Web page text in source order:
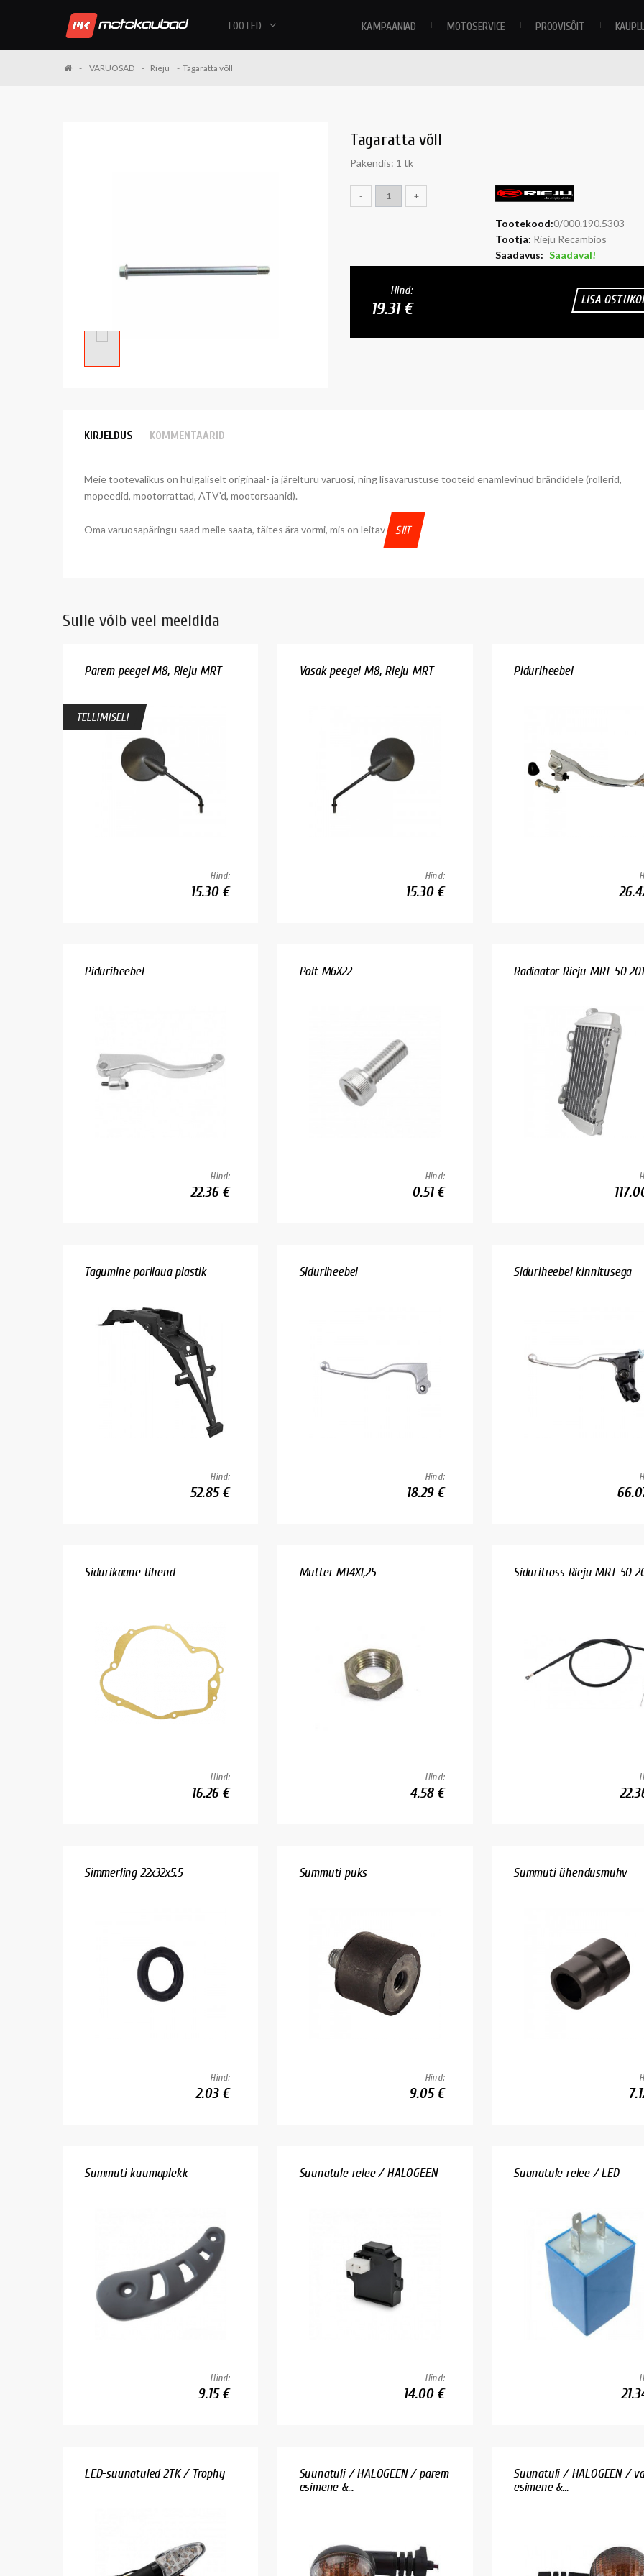
KAMPAANIAD MOTOSERVICE PROOVISÕIT
TOOTED
VARUOSAD Rieju Tagaratta võll
Tagaratta võll
Pakendis: 1 tk
Tootekood:0/000.190.5303
Tootja: Rieju Recambios
Saadavus: Saadaval!
- +
Hind:
19.31 € LISA
KIRJELDUS KOMMENTAARID
Meie tootevalikus on hulgaliselt originaal- ja järelturu varuosi, ning lisavarustuse tooteid enamlevinud brändidele (rollerid,
mopeedid, mootorrattad, ATV'd, mootorsaanid).
Oma varuosapäringu saad meile saata, täites ära vormi, mis on leitav SIIT
Sulle võib veel meeldida
Parem peegel M8, Rieju MRT
TELLIMISEL!
Hind:
15.30 €
Vasak peegel M8, Rieju MRT
Hind:
15.30 €
Piduriheebel
Piduriheebel
Hind:
22.36 €
Polt M6X22
Hind:
0.51 €
Radiaator Rieju MRT 50
Tagumine porilaua plastik
Hind:
52.85 €
Siduriheebel
Hind:
18.29 €
Siduriheebel kinnitusega
Sidurikaane tihend
Hind:
16.26 €
Mutter M14X1,25
Hind:
4.58 €
Siduritross Rieju MRT 50
Simmerling 22x32x5.5
Hind:
2.03 €
Summuti puks
Hind:
9.05 €
Summuti ühendusmuhv
Summuti kuumaplekk
Hind:
9.15 €
Suunatule relee / HALOGEEN
Hind:
14.00 €
Suunatule relee / LED
LED-suunatuled 2TK / Trophy
Suunatuli / HALOGEEN / parem
esimene &...
Suunatuli / HALOGEEN /
esimene &...